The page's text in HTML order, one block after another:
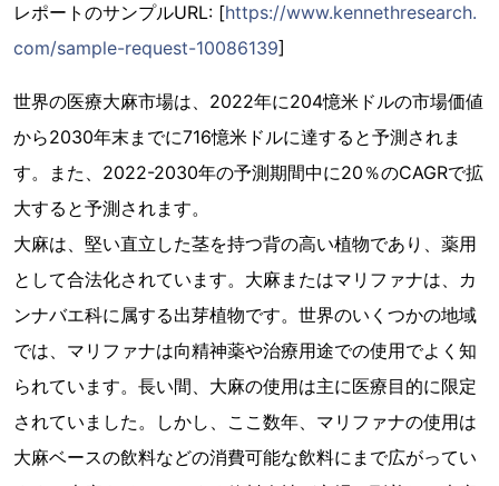
レポートのサンプルURL: [https://www.kennethresearch.
com/sample-request-10086139]
世界の医療大麻市場は、2022年に204憶米ドルの市場価値
から2030年末までに716憶米ドルに達すると予測されま
す。また、2022-2030年の予測期間中に20％のCAGRで拡
大すると予測されます。
大麻は、堅い直立した茎を持つ背の高い植物であり、薬用
として合法化されています。大麻またはマリファナは、カ
ンナバエ科に属する出芽植物です。世界のいくつかの地域
では、マリファナは向精神薬や治療用途での使用でよく知
られています。長い間、大麻の使用は主に医療目的に限定
されていました。しかし、ここ数年、マリファナの使用は
大麻ベースの飲料などの消費可能な飲料にまで広がってい